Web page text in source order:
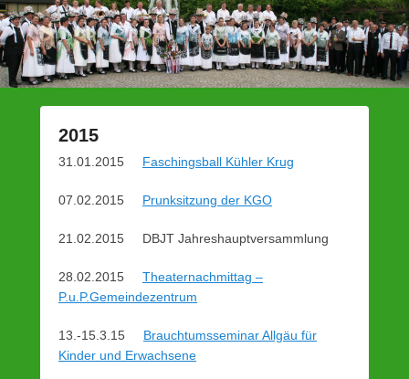
2015
P
s
e
o
n
2
.
31.01.2015 Faschingsball Kühler Krug
07.02.2015 Prunksitzung der KGO
21.02.2015 DBJT Jahreshauptversammlung
28.02.2015 Theaternachmittag –
P.u.P.Gemeindezentrum
13.-15.3.15 Brauchtumsseminar Allgäu für
Kinder und Erwachsene